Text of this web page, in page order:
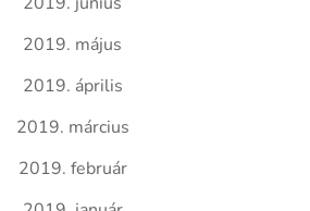
2019. május
2019. április
2019. március
2019. február